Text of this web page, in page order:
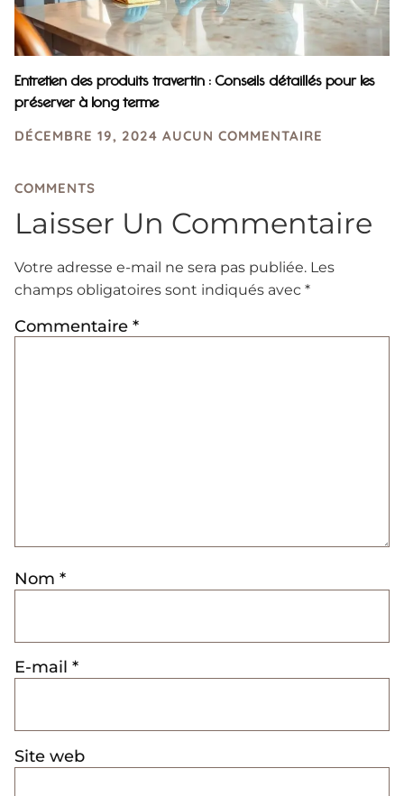
Entretien des produits travertin : Conseils détaillés pour les
préserver à long terme
DÉCEMBRE 19, 2024 AUCUN COMMENTAIRE
COMMENTS
Laisser Un Commentaire
Votre adresse e-mail ne sera pas publiée. Les
champs obligatoires sont indiqués avec *
Commentaire *
Nom *
E-mail *
Site web